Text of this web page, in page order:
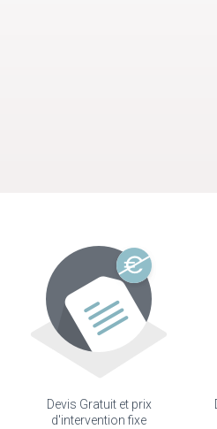
Devis Gratuit et prix
d'intervention fixe